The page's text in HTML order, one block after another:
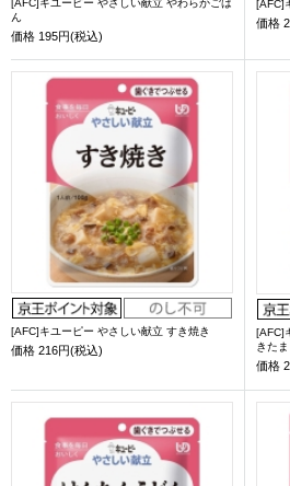
ん
価格 195円(税込)
[AFC]
価格
[AFC]キユーピー やさしい献立 すき焼き
価格 216円(税込)
[AFC]
きたま
価格